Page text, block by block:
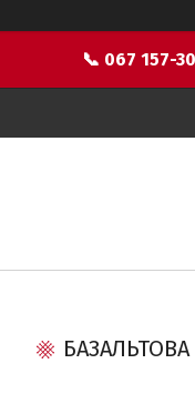
📞 067 157-